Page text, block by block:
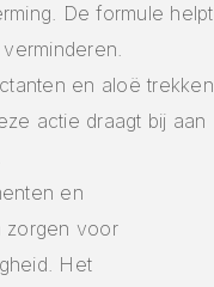
De formule helpt
en aloë trekken
actie draagt bij aan
en
zorgen voor
Het